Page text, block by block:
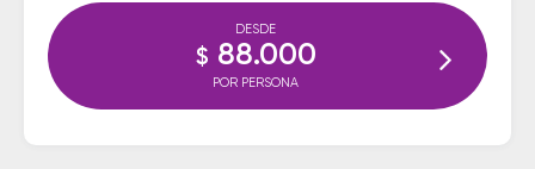
DESDE
$ 88.000
POR PERSONA